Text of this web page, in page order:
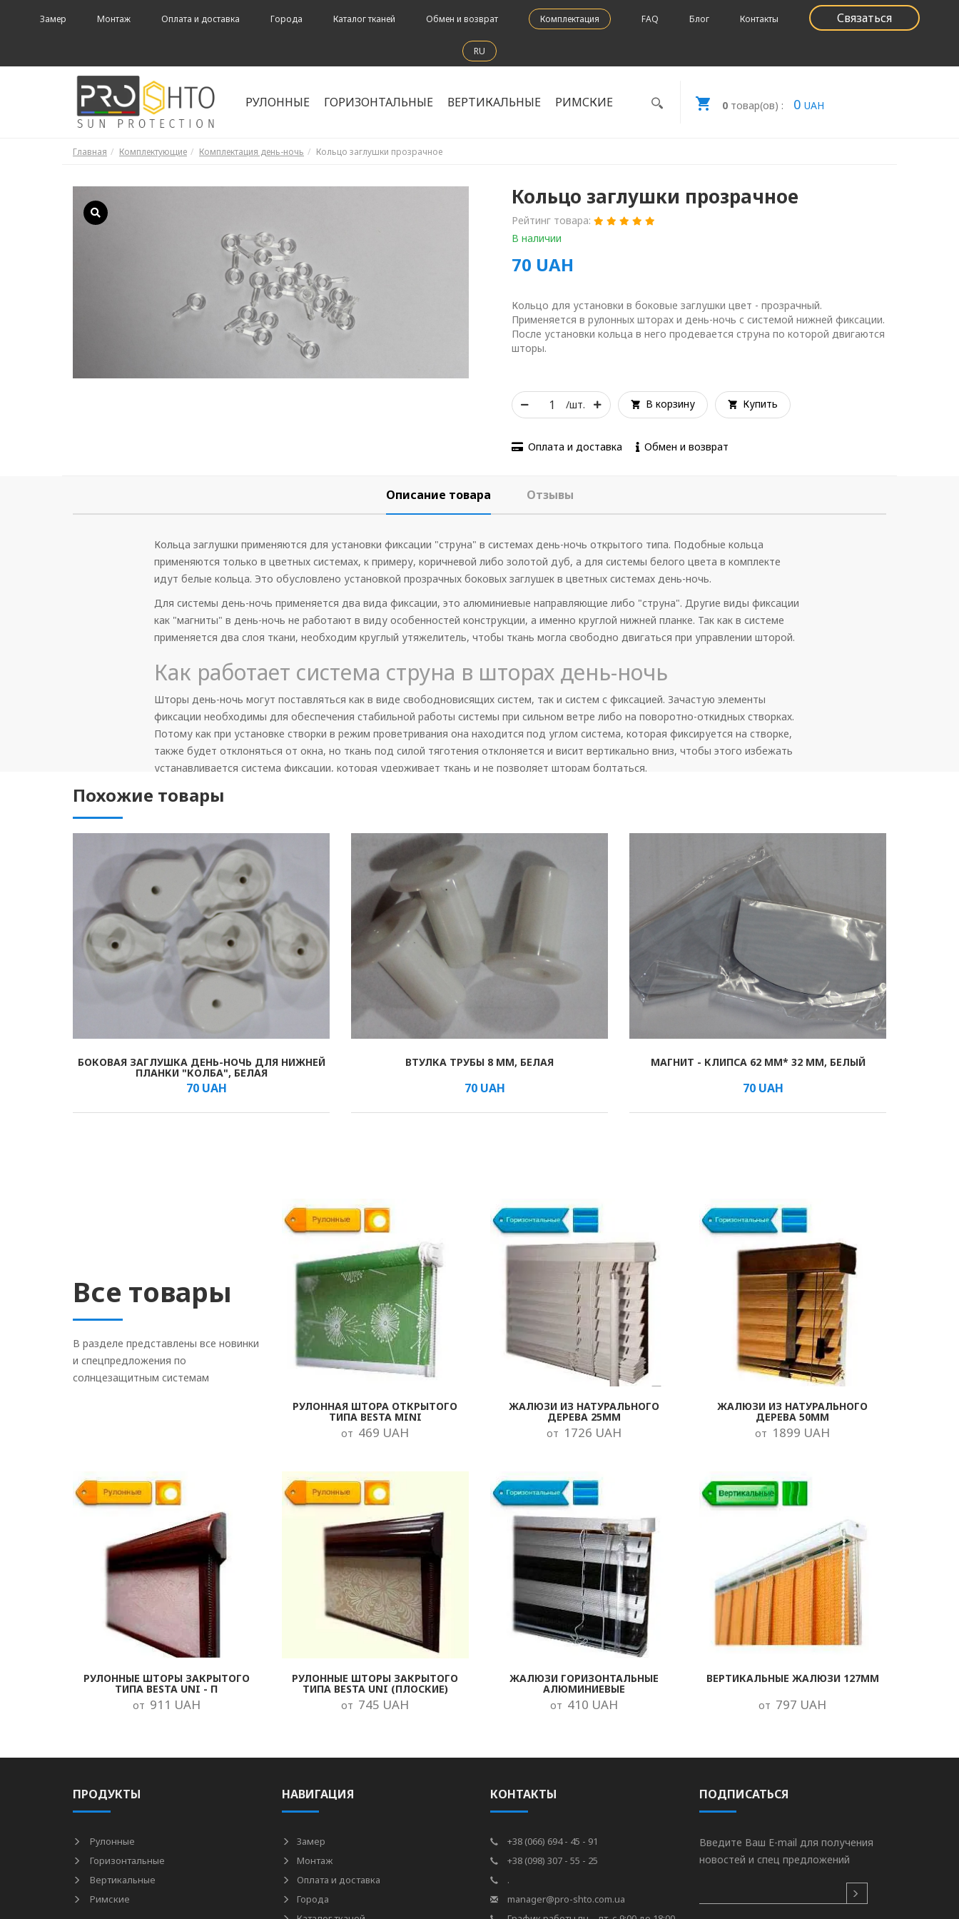
Замер Монтаж Оплата и доставка Города Каталог тканей Обмен и возврат Комплектация FAQ Блог Контакты Связаться
RU
РУЛОННЫЕ ГОРИЗОНТАЛЬНЫЕ ВЕРТИКАЛЬНЫЕ РИМСКИЕ 0товар(ов) : 0 UAH
Главная Комплектующие Комплектация день-ночь Кольцо заглушки прозрачное
Кольцо заглушки прозрачное
Рейтинг товара:
В наличии
70 UAH
Кольцо для установки в боковые заглушки цвет - прозрачный.
Применяется в рулонных шторах и день-ночь с системой нижней фиксации.
После установки кольца в него продевается струна по которой двигаются
шторы.
/шт. В корзину Купить
Оплата и доставка Обмен и возврат
Описание товара Отзывы
Кольца заглушки применяются для установки фиксации "струна" в системах день-ночь открытого типа. Подобные кольца
применяются только в цветных системах, к примеру, коричневой либо золотой дуб, а для системы белого цвета в комплекте
идут белые кольца. Это обусловлено установкой прозрачных боковых заглушек в цветных системах день-ночь.
Для системы день-ночь применяется два вида фиксации, это алюминиевые направляющие либо "струна". Другие виды фиксации
как "магниты" в день-ночь не работают в виду особенностей конструкции, а именно круглой нижней планке. Так как в системе
применяется два слоя ткани, необходим круглый утяжелитель, чтобы ткань могла свободно двигаться при управлении шторой.
Как работает система струна в шторах день-ночь
Шторы день-ночь могут поставляться как в виде свободновисящих систем, так и систем с фиксацией. Зачастую элементы
фиксации необходимы для обеспечения стабильной работы системы при сильном ветре либо на поворотно-откидных створках.
Потому как при установке створки в режим проветривания она находится под углом система, которая фиксируется на створке,
также будет отклоняться от окна, но ткань под силой тяготения отклоняется и висит вертикально вниз, чтобы этого избежать
устанавливается система фиксации, которая удерживает ткань и не позволяет шторам болтаться.
Для установки фиксации в верхней части системы устанавливается специальная леска, которая опускается в нижнюю крайнюю
точку шторы и там фиксируется в натянутом виде при помощи специальных натяжителей. Но если мы просто зафиксируем леску
заглушки. Данные кольца монтируются в заглушки нижней планки, и сквозь них продевается леска, которая в свою очередь
фиксирует штору. Таким нехитрым способом происходит фиксация штор день-ночь в открытой системе.
Также существует второй способ фиксации - направляющие, они идут в комплекте с закрытой системой и устанавливаются в
специальные пазы в коробе. Но при большом желании направляющие можно также установить и с открытой системой, но
соединения системы с направляющими при этом не будет. Направляющие это специальный алюминиевый профиль, внутри
которого перемещается ткань. С такой системой фиксации требуется использовать специальный нижний утяжелитель, который
свободно будет проходить по направляющим.
На нашем сайте вы можете купить отдельно кольца заглушки белые и прозрачные, а также комплект нижней фиксации в сборе
для любой системы, как рулонные шторы, так и день-ночь.
Похожие товары
БОКОВАЯ ЗАГЛУШКА ДЕНЬ-НОЧЬ ДЛЯ НИЖНЕЙ
ПЛАНКИ "КОЛБА", БЕЛАЯ
70UAH
/шт. В КОРЗИНУ
ВТУЛКА ТРУБЫ 8 ММ, БЕЛАЯ
70UAH
/шт. В КОРЗИНУ
МАГНИТ - КЛИПСА 62 ММ* 32 ММ, БЕЛЫЙ
70UAH
Все товары
В разделе представлены все новинки
и спецпредложения по
солнцезащитным системам
РУЛОННАЯ ШТОРА ОТКРЫТОГО
ТИПА BESTA MINI
от 469 UAH
ЖАЛЮЗИ ИЗ НАТУРАЛЬНОГО
ДЕРЕВА 25ММ
от 1726 UAH
ЖАЛЮЗИ ИЗ НАТУРАЛЬНОГО
ДЕРЕВА 50ММ
от 1899 UAH
РУЛОННЫЕ ШТОРЫ ЗАКРЫТОГО
ТИПА BESTA UNI - П
от 911 UAH
РУЛОННЫЕ ШТОРЫ ЗАКРЫТОГО
ТИПА BESTA UNI (ПЛОСКИЕ)
от 745 UAH
ЖАЛЮЗИ ГОРИЗОНТАЛЬНЫЕ
АЛЮМИНИЕВЫЕ
от 410 UAH
ВЕРТИКАЛЬНЫЕ ЖАЛЮЗИ 127ММ
от 797 UAH
ПРОДУКТЫ
Рулонные
Горизонтальные
Вертикальные
Римские
НАВИГАЦИЯ
Замер
Монтаж
Оплата и доставка
Города
КОНТАКТЫ
+38 (066) 694 - 45 - 91
+38 (098) 307 - 55 - 25
.
manager@pro-shto.com.ua
ПОДПИСАТЬСЯ
Введите Ваш E-mail для получения
новостей и спец предложений